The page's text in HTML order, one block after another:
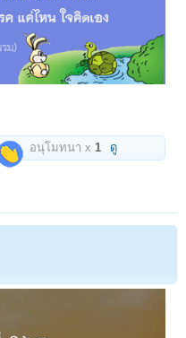
อนุโมทนา x 1 ดู